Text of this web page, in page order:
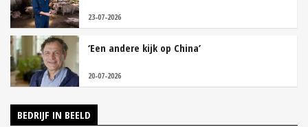
23-07-2026
‘Een andere kijk op China’
20-07-2026
BEDRIJF IN BEELD